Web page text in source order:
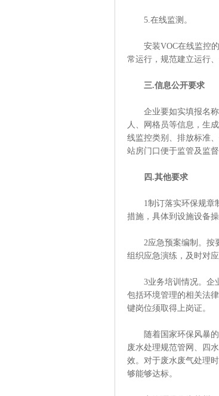
5.在线监测。
安装VOC在线监控的
常运行，规范建立运行
三.信息公开要求
企业要如实填报名称
人、网格员等信息，生
线监控类别、排放标准
站房门口便于监管及监督
四.其他要求
1制订落实环保规章制
措施，具体到设施设备操
2应急预案编制。按要
组织应急演练，及时对
3业务培训情况。企业
包括环境管理的相关法
键岗位须取得上岗证。
随着国家环保风暴的
废水处理规范管网、四
效。对于废水废气处理
够能够达标。